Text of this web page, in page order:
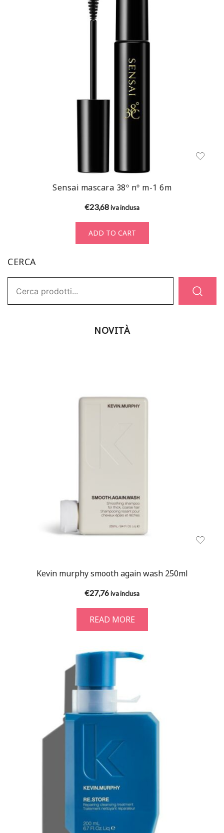
Sensai mascara 38º nº m-1 6m
€23,68iva inclusa
ADD TO CART
CERCA
NOVITÀ
Kevin murphy smooth again wash 250ml
€27,76iva inclusa
READ MORE